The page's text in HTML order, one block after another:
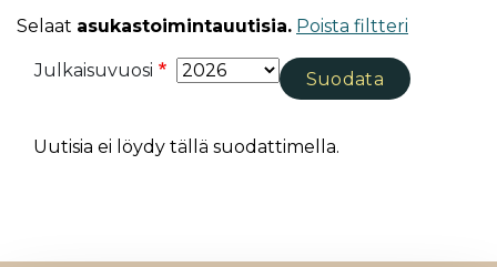
Selaat asukastoimintauutisia. Poista filtteri
Julkaisuvuosi
Uutisia ei löydy tällä suodattimella.